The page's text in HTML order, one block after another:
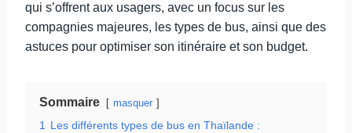
qui s’offrent aux usagers, avec un focus sur les
compagnies majeures, les types de bus, ainsi que des
astuces pour optimiser son itinéraire et son budget.
Sommaire masquer
1
Les différents types de bus en Thaïlande :